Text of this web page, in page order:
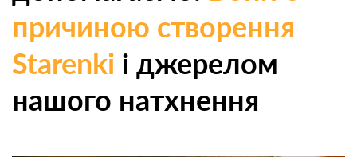
причиною створення
Starenki і джерелом
нашого натхнення